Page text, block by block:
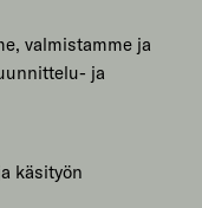
valmistamme ja
ja
käsityön